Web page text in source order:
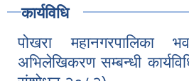
कार्यविधि
पोखरा महानगरपालिका
अभिलेखिकरण सम्बन्धी